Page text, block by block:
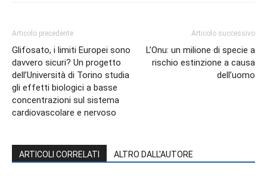
Articolo precedente
Glifosato, i limiti Europei sono
davvero sicuri? Un progetto
dell’Università di Torino studia
gli effetti biologici a basse
concentrazioni sul sistema
cardiovascolare e nervoso
Articolo successivo
L’Onu: un milione di specie a
rischio estinzione a causa
dell’uomo
ARTICOLI CORRELATI ALTRO DALL'AUTORE